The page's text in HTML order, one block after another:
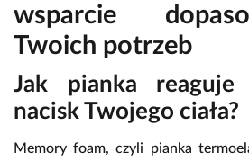
wsparcie
Twoich potrzeb
Jak pianka
nacisk Twojego ciała?
Memory foam, czyli pianka